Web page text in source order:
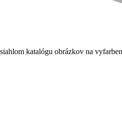
katalógu obrázkov na